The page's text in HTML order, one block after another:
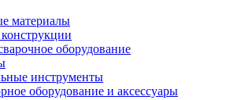
материалы
оборудование
инструменты
оборудование и аксессуары